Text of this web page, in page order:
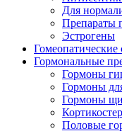
Для
Препараты
Эстрогены
Гомеопатические
Гормональные
Гормоны
Гормоны
Гормоны
Половые